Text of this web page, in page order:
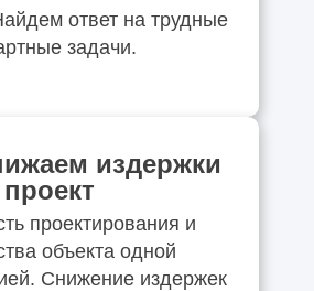
ответ на трудные
задачи.
издержки
проектирования и
объекта одной
Снижение издержек